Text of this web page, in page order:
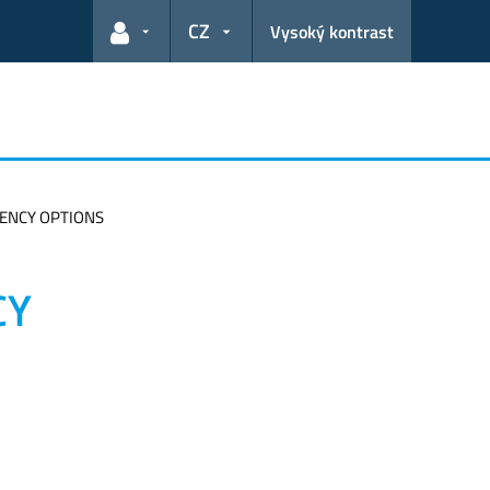
Odkazy pro uživatele
CZ Vysoký kontrast
OPTIONS